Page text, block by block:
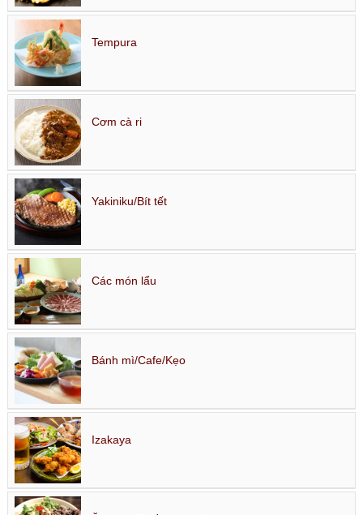
Tempura
Cơm cà ri
Yakiniku/Bít tết
Các món lẩu
Bánh mì/Cafe/Kẹo
Izakaya